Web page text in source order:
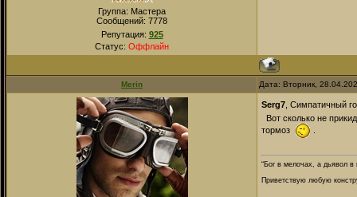
Группа: Мастера
Сообщений: 7778
Репутация: 925
Статус: Оффлайн
Merin Дата: Вторник,
Serg7 , Симпатичный
Вот сколько не
тормоз
“Бог в мелочах, а дьявол в
Приветствую любую